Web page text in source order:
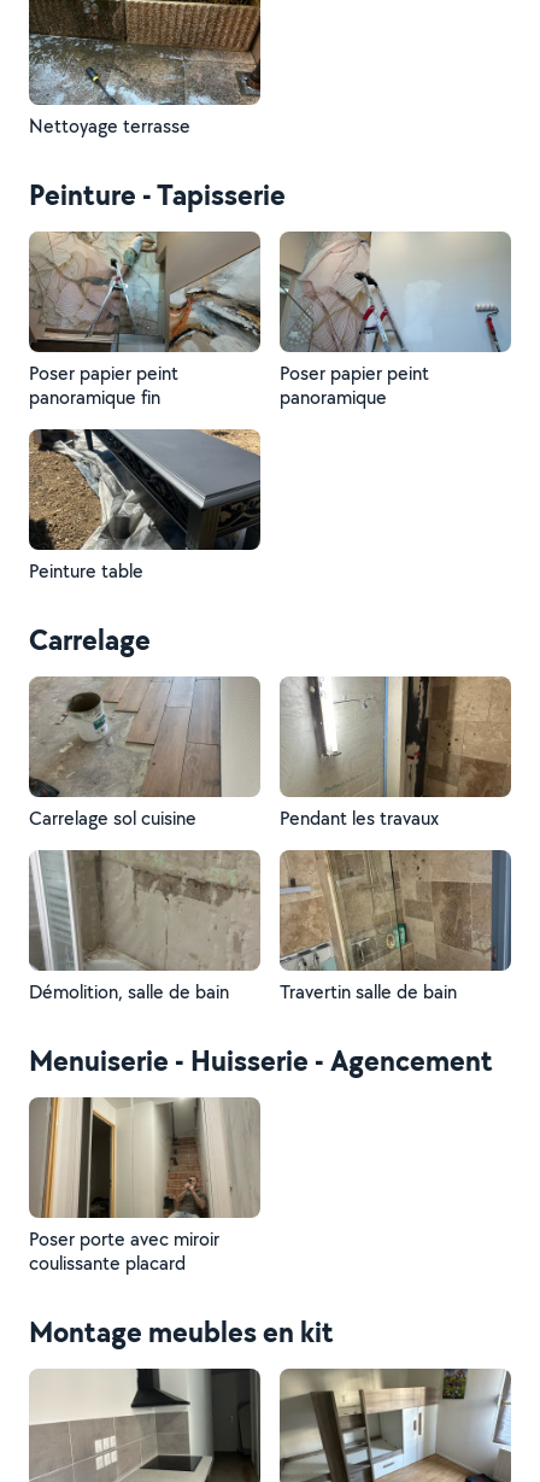
Nettoyage terrasse
Peinture - Tapisserie
Poser papier peint
panoramique fin
Poser papier peint
panoramique
Peinture table
Carrelage
Carrelage sol cuisine Pendant les travaux
Démolition, salle de bain Travertin salle de bain
Menuiserie - Huisserie - Agencement
Poser porte avec miroir
coulissante placard
Montage meubles en kit